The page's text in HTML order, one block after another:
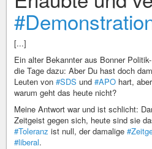
[...]
Ein alter Bekannter aus Bonner
die Tage dazu: Aber Du hast doch
Leuten von #SDS und #APO hart,
warum geht das heute nicht?
Meine Antwort war und ist schlicht:
Zeitgeist gegen sich, heute sind sie
#Toleranz ist null, der damalige
#liberal.